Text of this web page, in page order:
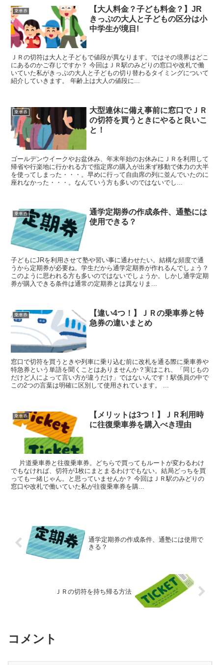
乗車券
【大人料金？子ども料金？】JR
きっぷの大人と子どもの区分は小
中学生が境目!
ＪＲの切符は大人と子どもで値段が異なります。ではその境界はどこ
にあるのかご存じですか？ 今回はＪＲ駅のみどりの窓口や改札で働
いていた私がきっぷの大人と子どもの切り替わるタイミングについて
紹介していきます。 年齢上は大人の値段に...
乗車券
大型連休に備え事前に窓口でＪＲ
の切符を買うときにやると良いこ
と！
ゴールデンウイークやお盆休み、年末年始のお休みにＪＲを利用して
帰省や行楽地に行かれる方で指定席の購入が出来ず移動で体力の大半
を使ってしまった・・・。早めに行って自由席の列に並んでいたのに
座れなかった・・・。なんていう方も多いのではないでし...
乗車券
通学定期券の作成条件、通塾には
使用できる？
子どもにJRを利用させて塾や習い事に通わせたい。結構な頻度で通
うから定期券が必要ね。学生だから通学定期券が作れるんでしょう？
このように思われる方も多いのではないでしょうか。しかし通学定期
券が購入できる条件は通常の定期券とは異なりま...
乗車券
【違い4つ！】ＪＲの乗車券と特
急券の違いまとめ
窓口で切符を買うときや列車に乗り込む前に改札を通る際に乗車券や
特急券という単語を聞くことはありませんか？実はこれ、「同じもの
だけど人によって言い方が違うだけ」ではないんです！駅係員の中で
この2つの言葉は明確に区別して使用されています。 ...
乗車券
【メリットは3つ！】ＪＲ利用時
に往復乗車券を購入べき理由
片道乗車券と往復乗車券。どちらで買ってもルートが変わるわけ
でもなければ、切符が1枚にまとまるわけでもない。結局どっちを買
っても一緒じゃん。と思っていませんか？ 今回はＪＲ駅のみどりの
窓口や改札で働いていた私が往復乗車券を購...
通学定期券の作成条件、通塾には使用で
きる？
ＪＲの切符を持ち帰る方法
コメント